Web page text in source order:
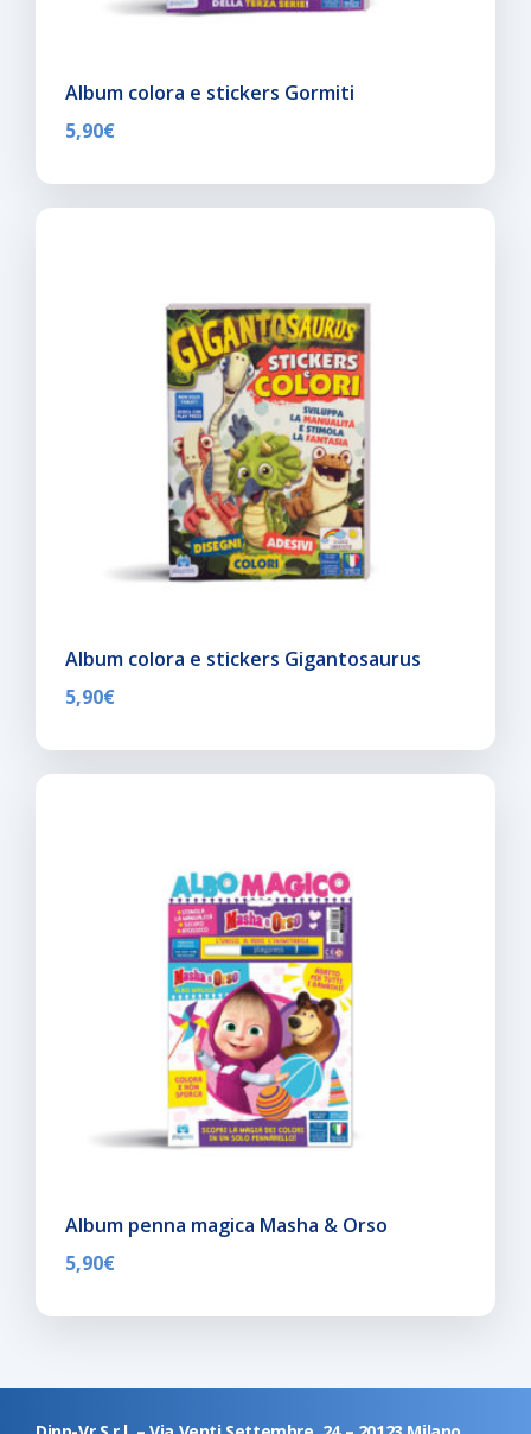
Album colora e stickers Gormiti
5,90€
Album colora e stickers Gigantosaurus
5,90€
Album penna magica Masha & Orso
5,90€